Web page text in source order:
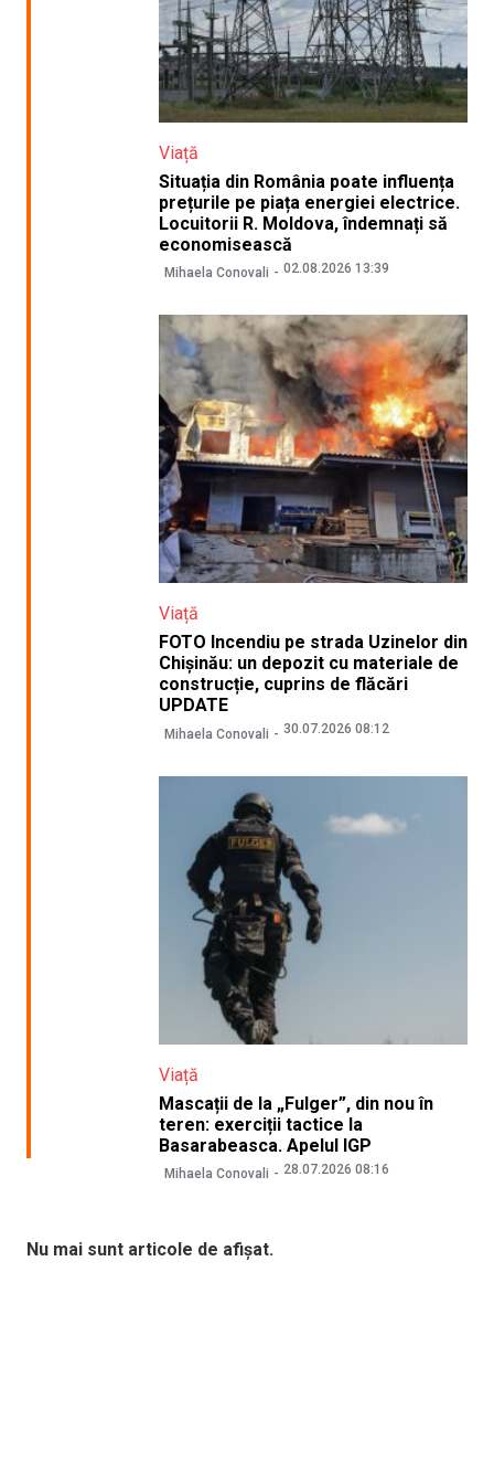
Viață
Situația din România poate influența
prețurile pe piața energiei electrice.
Locuitorii R. Moldova, îndemnați să
economisească
Mihaela Conovali 02.08.2026 13:39
Viață
FOTO Incendiu pe strada Uzinelor din
Chișinău: un depozit cu materiale de
construcție, cuprins de flăcări
UPDATE
Mihaela Conovali 30.07.2026 08:12
Viață
Mascații de la „Fulger”, din nou în
teren: exerciții tactice la
Basarabeasca. Apelul IGP
Mihaela Conovali 28.07.2026 08:16
Nu mai sunt articole de afișat.